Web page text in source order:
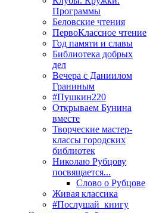
Программы
Беловские чтения
ПервоКлассное чтение
Год памяти и славы
Библиотека добрых
дел
Вечера с Даниилом
Граниным
#Пушкин220
Открываем Бунина
вместе
Творческие мастер-
классы городских
библиотек
Николаю Рубцову
посвящается...
Слово о Рубцове
Живая классика
#Послушай_книгу